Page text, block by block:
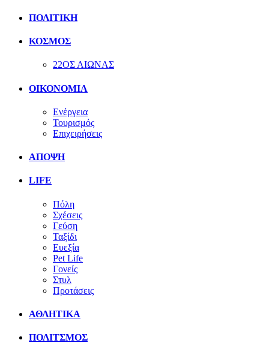
ΠΟΛΙΤΙΚΗ
ΚΟΣΜΟΣ
22ΟΣ ΑΙΩΝΑΣ
ΟΙΚΟΝΟΜΙΑ
Ενέργεια
Τουρισμός
Επιχειρήσεις
ΑΠΟΨΗ
LIFE
Πόλη
Σχέσεις
Γεύση
Ταξίδι
Ευεξία
Pet Life
Γονείς
Στυλ
Προτάσεις
ΑΘΛΗΤΙΚΑ
ΠΟΛΙΤΣΜΟΣ